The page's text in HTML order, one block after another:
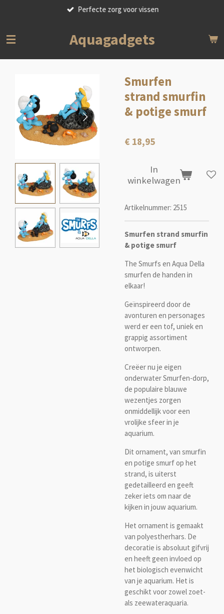
de
Perfecte zorg voor vissen
Aquagadgets
Smurfen
strand smurfin
& potige smurf
€ 18,95
In
winkelwagen
Artikelnummer: 2515
Smurfen strand smurfin
& potige smurf
The Smurfs en Aqua Della
smurfen de handen in
elkaar!
Geïnspireerd door de
avonturen en personages
werd er een tof, uniek en
grappig assortiment
ontworpen.
Creëer nu je eigen
onderwater Smurfen-dorp,
de populaire blauwe
wezentjes zorgen
onmiddellijk voor een
vrolijke sfeer in je
aquarium.
Dit ornament, van smurfin
en potige smurf op het
strand, is uiterst
gedetailleerd en geeft
zeker iets om naar de
kijken in jouw aquarium.
Het ornament is gemaakt
van polyestherhars. De
decoratie is absoluut gifvrij
en heeft geen invloed op
het biologisch evenwicht
van je aquarium. Het is
geschikt voor zowel zoet-
als zeewateraquaria.